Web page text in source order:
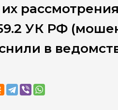
УК РФ
в